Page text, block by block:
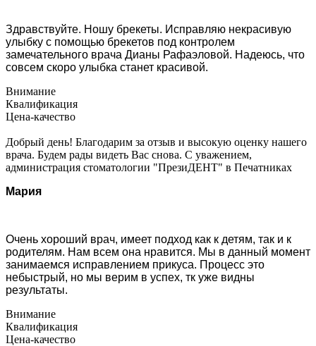
Здравствуйте. Ношу брекеты. Исправляю некрасивую
улыбку с помощью брекетов под контролем
замечательного врача Дианы Рафаэловой. Надеюсь, что
совсем скоро улыбка станет красивой.
Внимание
Квалификация
Цена-качество
Добрый день! Благодарим за отзыв и высокую оценку нашего
врача. Будем рады видеть Вас снова. С уважением,
администрация стоматологии "ПрезиДЕНТ" в Печатниках
Мария
Очень хороший врач, имеет подход как к детям, так и к
родителям. Нам всем она нравится. Мы в данный момент
занимаемся исправлением прикуса. Процесс это
небыстрый, но мы верим в успех, тк уже видны
результаты.
Внимание
Квалификация
Цена-качество